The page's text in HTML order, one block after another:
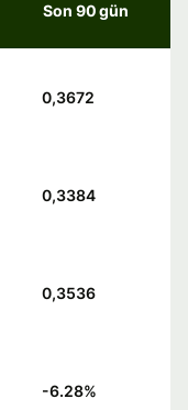
Son 90 gün
0,3672
0,3384
0,3536
-6.28%